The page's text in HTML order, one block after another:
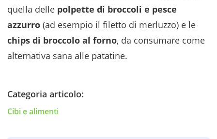
quella delle polpette di broccoli e pesce
azzurro (ad esempio il filetto di merluzzo) e le
chips di broccolo al forno, da consumare come
alternativa sana alle patatine.
Categoria articolo:
Cibi e alimenti